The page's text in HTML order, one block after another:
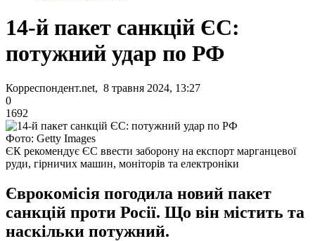
14-й пакет санкцій ЄС:
потужний удар по РФ
Корреспондент.net, 8 травня 2024, 13:27
0
1692
Фото: Getty Images
ЄК рекомендує ЄС ввести заборону на експорт марганцевої
руди, гірничих машин, моніторів та електроніки
Єврокомісія погодила новий пакет
санкцій проти Росії. Що він містить та
наскільки потужний.